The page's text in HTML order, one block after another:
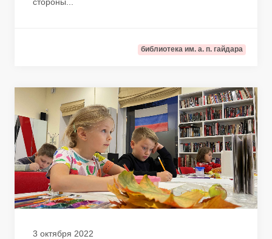
библиотека им. а. п. гайдара
3 октября 2022